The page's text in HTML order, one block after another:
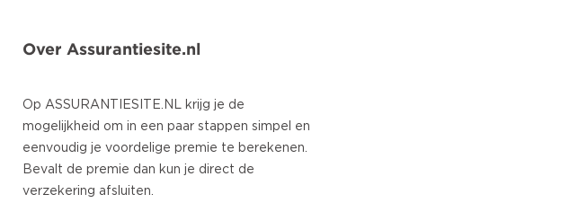
Over Assurantiesite.nl
Op ASSURANTIESITE.NL krijg je de
mogelijkheid om in een paar stappen simpel en
eenvoudig je voordelige premie te berekenen.
Bevalt de premie dan kun je direct de
verzekering afsluiten.